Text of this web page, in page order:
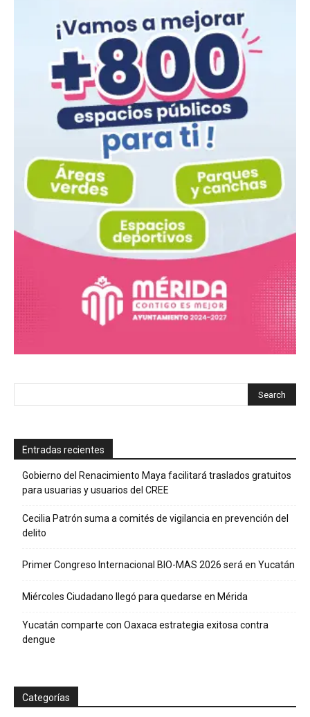
Entradas recientes
Gobierno del Renacimiento Maya facilitará traslados gratuitos
para usuarias y usuarios del CREE
Cecilia Patrón suma a comités de vigilancia en prevención del
delito
Primer Congreso Internacional BIO-MAS 2026 será en Yucatán
Miércoles Ciudadano llegó para quedarse en Mérida
Yucatán comparte con Oaxaca estrategia exitosa contra
dengue
Categorías